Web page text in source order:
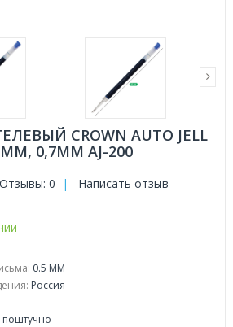
CROWN AUTO JELL
0,7ММ AJ-200
Отзывы: 0 | Написать отзыв
0.5 ММ
Россия
поштучно